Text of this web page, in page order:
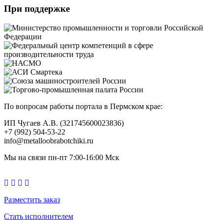
При поддержке
По вопросам работы портала в Пермском крае:
ИП Чугаев А.В. (321745600023836)
+7 (992) 504-53-22
info@metalloobrabotchiki.ru
Мы на связи пн-пт 7:00-16:00 Мск
Разместить заказ
Стать исполнителем